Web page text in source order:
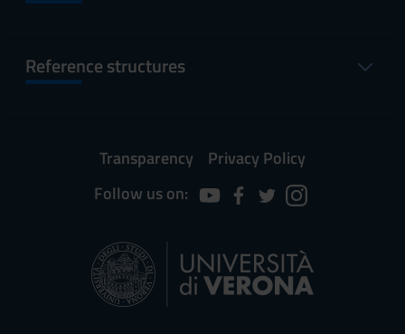
Reference structures
Transparency
Privacy Policy
Follow us on: